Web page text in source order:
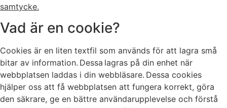
samtycke.
Vad är en cookie?
Cookies är en liten textfil som används för att lagra små
bitar av information. Dessa lagras på din enhet när
webbplatsen laddas i din webbläsare. Dessa cookies
hjälper oss att få webbplatsen att fungera korrekt, göra
den säkrare, ge en bättre användarupplevelse och förstå